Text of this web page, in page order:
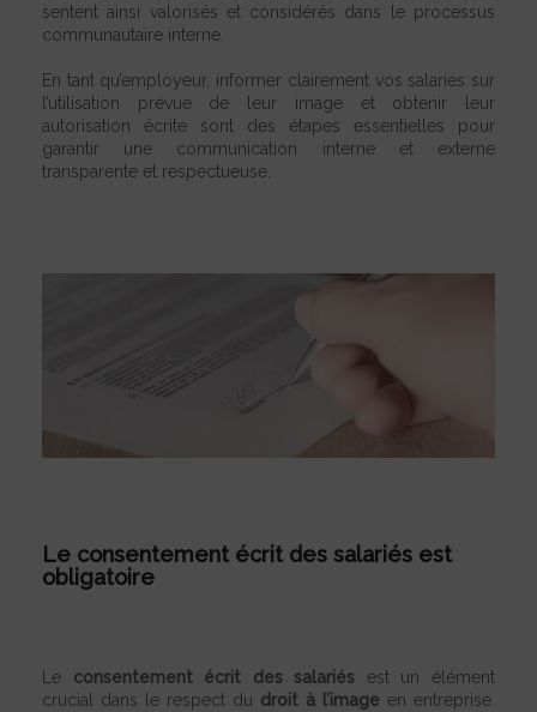
sentent ainsi valorisés et considérés dans le processus
communautaire interne.
En tant qu’employeur, informer clairement vos salariés sur
l’utilisation prévue de leur image et obtenir leur
autorisation écrite sont des étapes essentielles pour
garantir une communication interne et externe
transparente et respectueuse.
Le consentement écrit des salariés est
obligatoire
Le consentement écrit des salariés est un élément
crucial dans le respect du droit à l’image en entreprise.